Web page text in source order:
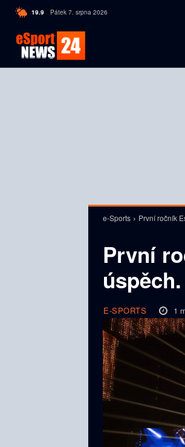
19.9 C Czech
Pátek 7. srpna 2026
e-Sports První ročník
První
E-SPORTS 1